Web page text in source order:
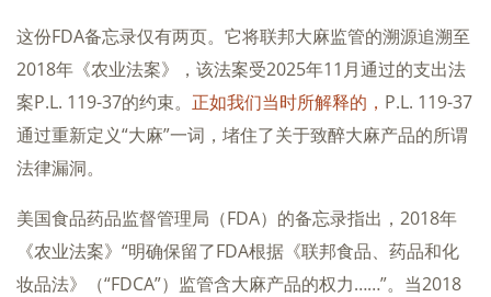
这份FDA备忘录仅有两页。它将联邦大麻监管的溯源追溯至
2018年《农业法案》，该法案受2025年11月通过的支出法
案P.L. 119-37的约束。 正如我们当时所解释的， P.L. 119-37
通过重新定义“大麻”一词，堵住了关于致醉大麻产品的所谓
法律漏洞。
美国食品药品监督管理局（FDA）的备忘录指出，2018年
《农业法案》“明确保留了FDA根据《联邦食品、药品和化
妆品法》（“FDCA”）监管含大麻产品的权力……”。当2018